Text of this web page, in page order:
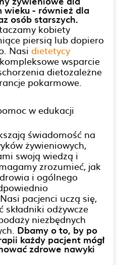
wieku - również dla
osób starszych.
kobiety
piersią lub dopiero
Nasi dietetycy
wsparcie
dietozależne
pokarmowe.
w edukacji
świadomość na
żywieniowych,
swoją wiedzą i
zrozumieć, jak
i ogólnego
pacjenci uczą się,
składniki odżywcze
niezbędnych
Dbamy o to, by po
każdy pacjent mógł
zdrowe nawyki